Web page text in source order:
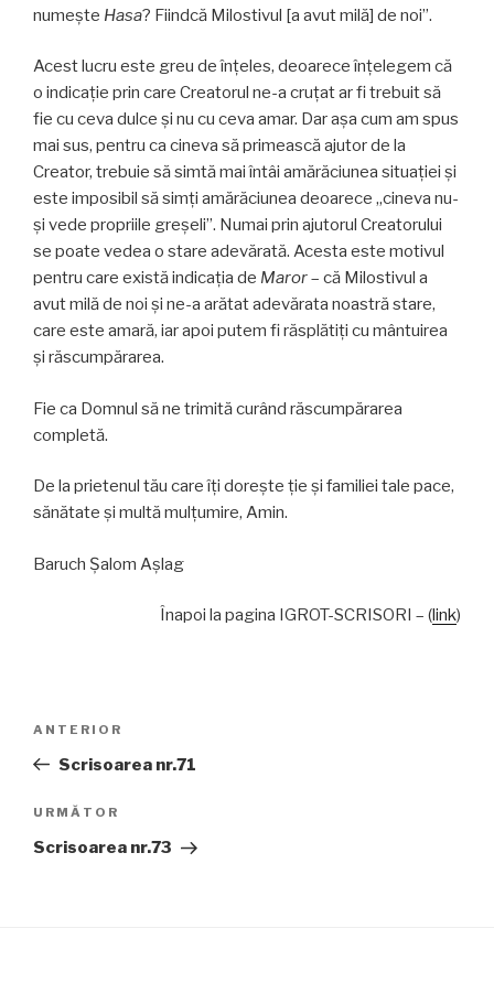
numește Hasa? Fiindcă Milostivul [a avut milă] de noi”.
Acest lucru este greu de înțeles, deoarece înțelegem că
o indicație prin care Creatorul ne-a cruțat ar fi trebuit să
fie cu ceva dulce și nu cu ceva amar. Dar așa cum am spus
mai sus, pentru ca cineva să primească ajutor de la
Creator, trebuie să simtă mai întâi amărăciunea situației și
este imposibil să simți amărăciunea deoarece „cineva nu-
și vede propriile greșeli”. Numai prin ajutorul Creatorului
se poate vedea o stare adevărată. Acesta este motivul
pentru care există indicația de Maror– că Milostivul a
avut milă de noi și ne-a arătat adevărata noastră stare,
care este amară, iar apoi putem fi răsplătiți cu mântuirea
și răscumpărarea.
Fie ca Domnul să ne trimită curând răscumpărarea
completă.
De la prietenul tău care îți dorește ție și familiei tale pace,
sănătate și multă mulțumire, Amin.
Baruch Șalom Așlag
Înapoi la pagina IGROT-SCRISORI – (link)
articole
Articolul
anterior
ANTERIOR
Scrisoarea nr.71
Articolul
următor
URMĂTOR
Scrisoarea nr.73